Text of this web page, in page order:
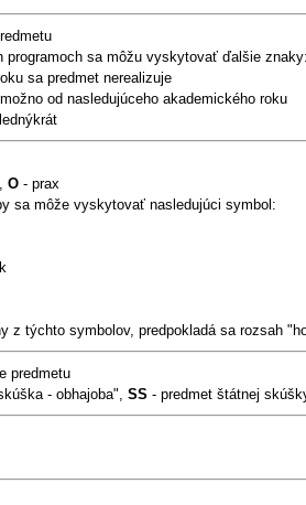
programoch sa môžu vyskytovať ďalšie
sa predmet nerealizuje
od nasledujúceho akademického roku
O - prax
sa môže vyskytovať nasledujúci symbol:
z týchto symbolov, predpokladá sa rozsah
predmetu
- obhajoba", SS - predmet štátnej